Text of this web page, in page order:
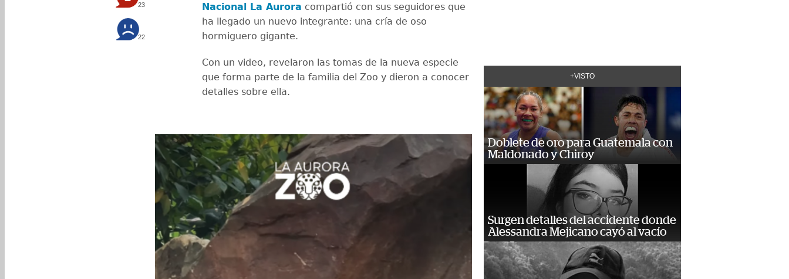
23
22
Nacional La Aurora compartió con sus seguidores que
ha llegado un nuevo integrante: una cría de oso
hormiguero gigante.
Con un video, revelaron las tomas de la nueva especie
que forma parte de la familia del Zoo y dieron a conocer
detalles sobre ella.
+VISTO
Doblete de oro para Guatemala con
Maldonado y Chiroy
Surgen detalles del accidente donde
Alessandra Mejicano cayó al vacío